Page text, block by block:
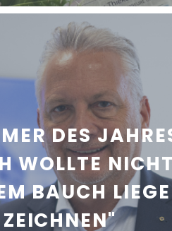
DES
WOLLTE
BAUCH